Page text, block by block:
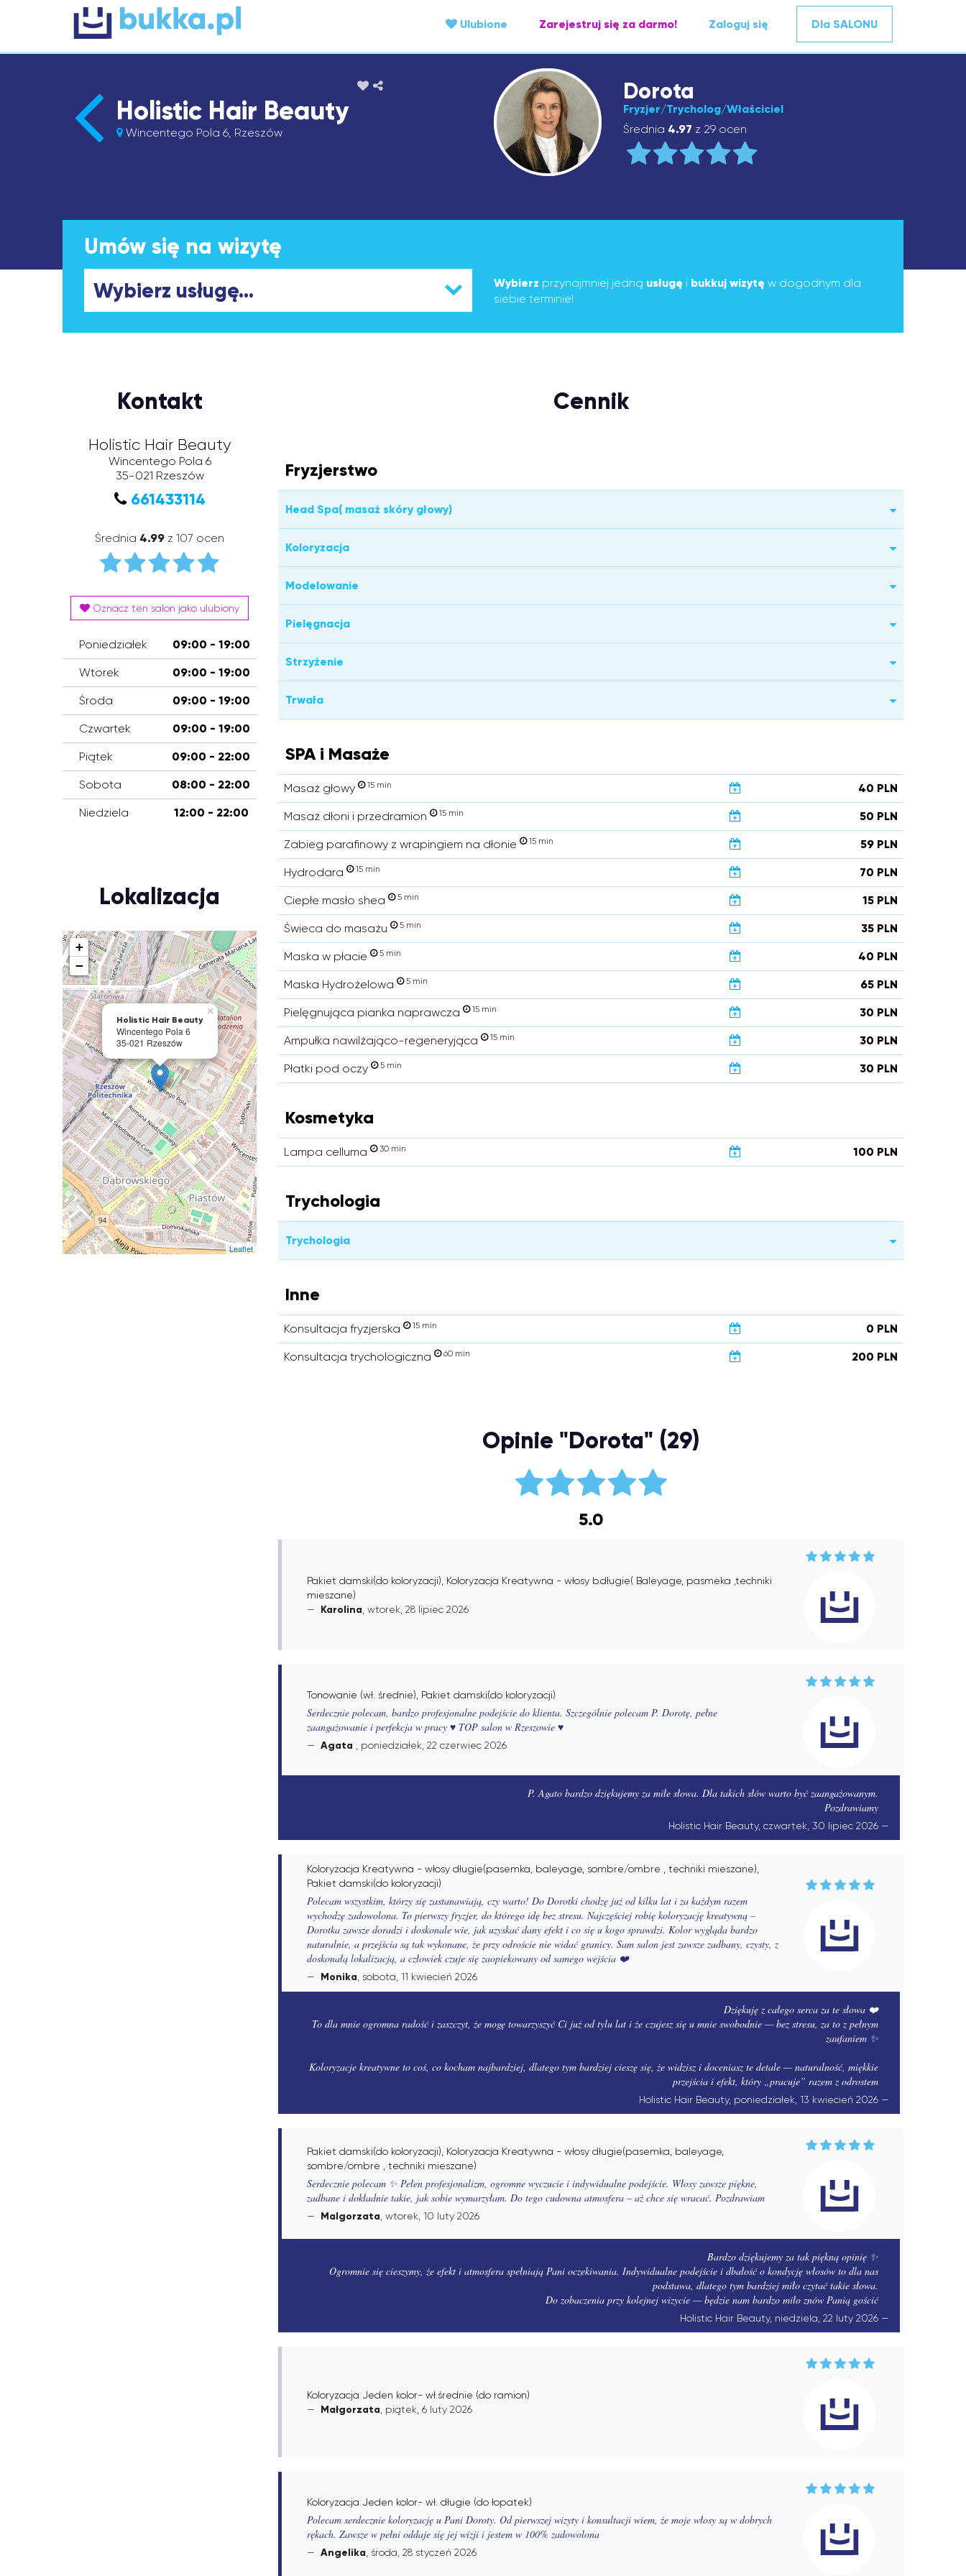
Ulubione Zarejestruj się za darmo! Zaloguj się Dla SALONU
Holistic Hair Beauty
Wincentego Pola 6, Rzeszów
Dorota
Fryzjer/Trycholog/Właściciel
Średnia 4.97 z 29 ocen
Umów się na wizytę
Wybierz przynajmniej jedną usługę i bukkuj wizytę w dogodnym dla
siebie terminie!
Kontakt
Holistic Hair Beauty
Wincentego Pola 6
35-021 Rzeszów
661433114
Średnia 4.99 z 107 ocen
Oznacz ten salon jako ulubiony
Poniedziałek 09:00 - 19:00
Wtorek 09:00 - 19:00
Środa 09:00 - 19:00
Czwartek 09:00 - 19:00
Piątek 09:00 - 22:00
Sobota 08:00 - 22:00
Niedziela 12:00 - 22:00
Lokalizacja
Holistic Hair Beauty
Wincentego Pola 6
35-021 Rzeszów
×
+
−
Leaflet
Cennik
Fryzjerstwo
Head Spa( masaż skóry głowy)
Koloryzacja
Modelowanie
Pielęgnacja
Strzyżenie
Trwała
SPA i Masaże
Masaż głowy 15 min 40 PLN
Masaż dłoni i przedramion 15 min 50 PLN
Zabieg parafinowy z wrapingiem na dłonie 15 min 59 PLN
Hydrodara 15 min 70 PLN
Ciepłe masło shea 5 min 15 PLN
Świeca do masażu 5 min 35 PLN
Maska w płacie 5 min 40 PLN
Maska Hydrożelowa 5 min 65 PLN
Pielęgnująca pianka naprawcza 15 min 30 PLN
Ampułka nawilżająco-regeneryjąca 15 min 30 PLN
Płatki pod oczy 5 min 30 PLN
Kosmetyka
Lampa celluma 30 min 100 PLN
Trychologia
Trychologia
Inne
Konsultacja fryzjerska 15 min 0 PLN
Konsultacja trychologiczna 60 min 200 PLN
Opinie "Dorota" (29)
5.0
Pakiet damski(do koloryzacji), Koloryzacja Kreatywna - włosy b.długie( Baleyage, pasmeka ,techniki
mieszane)
Karolina , wtorek, 28 lipiec 2026
Tonowanie (wł. średnie), Pakiet damski(do koloryzacji)
Serdecznie polecam, bardzo profesjonalne podejście do klienta. Szczególnie polecam P. Dorotę, pełne
zaangażowanie i perfekcja w pracy ♥️ TOP salon w Rzeszowie ♥️
Agata , poniedziałek, 22 czerwiec 2026
P. Agato bardzo dziękujemy za miłe słowa. Dla takich słów warto być zaangażowanym.
Pozdrawiamy
Holistic Hair Beauty, czwartek, 30 lipiec 2026
Koloryzacja Kreatywna - włosy długie(pasemka, baleyage, sombre/ombre , techniki mieszane),
Pakiet damski(do koloryzacji)
Polecam wszystkim, którzy się zastanawiają, czy warto! Do Dorotki chodzę już od kilku lat i za każdym razem
wychodzę zadowolona. To pierwszy fryzjer, do którego idę bez stresu. Najczęściej robię koloryzację kreatywną –
Dorotka zawsze doradzi i doskonale wie, jak uzyskać dany efekt i co się u kogo sprawdzi. Kolor wygląda bardzo
naturalnie, a przejścia są tak wykonane, że przy odroście nie widać granicy. Sam salon jest zawsze zadbany, czysty, z
doskonałą lokalizacją, a człowiek czuje się zaopiekowany od samego wejścia ❤️
Monika , sobota, 11 kwiecień 2026
Dziękuję z całego serca za te słowa ❤️
To dla mnie ogromna radość i zaszczyt, że mogę towarzyszyć Ci już od tylu lat i że czujesz się u mnie swobodnie — bez stresu, za to z pełnym
zaufaniem ✨
Koloryzacje kreatywne to coś, co kocham najbardziej, dlatego tym bardziej cieszę się, że widzisz i doceniasz te detale — naturalność, miękkie
przejścia i efekt, który „pracuje” razem z odrostem
Holistic Hair Beauty, poniedziałek, 13 kwiecień 2026
Pakiet damski(do koloryzacji), Koloryzacja Kreatywna - włosy długie(pasemka, baleyage,
sombre/ombre , techniki mieszane)
Serdecznie polecam ✨ Pełen profesjonalizm, ogromne wyczucie i indywidualne podejście. Włosy zawsze piękne,
zadbane i dokładnie takie, jak sobie wymarzyłam. Do tego cudowna atmosfera – aż chce się wracać. Pozdrawiam
Malgorzata , wtorek, 10 luty 2026
Bardzo dziękujemy za tak piękną opinię ✨
Ogromnie się cieszymy, że efekt i atmosfera spełniają Pani oczekiwania. Indywidualne podejście i dbałość o kondycję włosów to dla nas
podstawa, dlatego tym bardziej miło czytać takie słowa.
Do zobaczenia przy kolejnej wizycie — będzie nam bardzo miło znów Panią gościć
Holistic Hair Beauty, niedziela, 22 luty 2026
Koloryzacja Jeden kolor- wł.średnie (do ramion)
Małgorzata , piątek, 6 luty 2026
Koloryzacja Jeden kolor- wł. długie (do łopatek)
Polecam serdecznie koloryzację u Pani Doroty. Od pierwszej wizyty i konsultacji wiem, że moje włosy są w dobrych
rękach. Zawsze w pełni oddaje się jej wizji i jestem w 100% zadowolona
Angelika , środa, 28 styczeń 2026